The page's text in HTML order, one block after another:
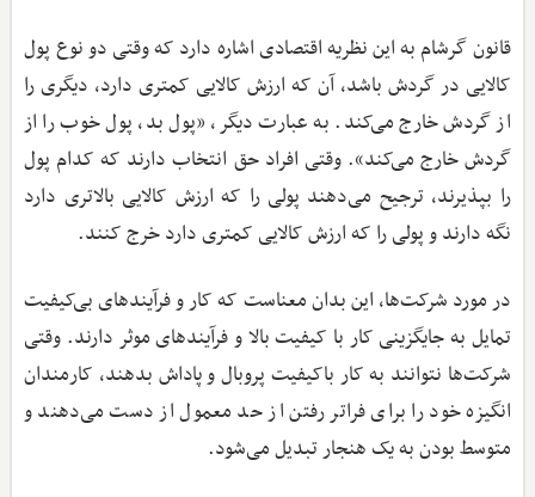
قانون گرشام به این نظریه اقتصادی اشاره دارد که وقتی دو نوع پول
کالایی در گردش باشد، آن که ارزش کالایی کمتری دارد، دیگری را
از گردش خارج می‌کند. به عبارت دیگر، «پول بد، پول خوب را از
گردش خارج می‌کند». وقتی افراد حق انتخاب دارند که کدام پول
را بپذیرند، ترجیح می‌دهند پولی را که ارزش کالایی بالاتری دارد
نگه دارند و پولی را که ارزش کالایی کمتری دارد خرج کنند.
در مورد شرکت‌ها، این بدان معناست که کار و فرآیندهای بی‌کیفیت
تمایل به جایگزینی کار با کیفیت بالا و فرآیندهای موثر دارند. وقتی
شرکت‌ها نتوانند به کار باکیفیت پروبال و پاداش بدهند، کارمندان
انگیزه خود را برای فراتر رفتن از حد معمول از دست می‌دهند و
متوسط بودن به یک هنجار تبدیل می‌شود.